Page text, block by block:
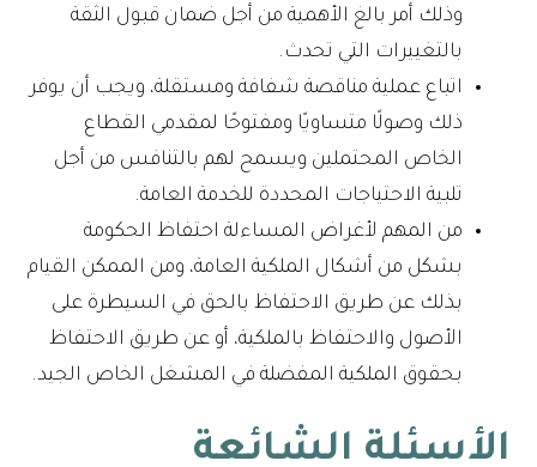
وذلك أمر بالغ الأهمية من أجل ضمان قبول الثقة
بالتغييرات التي تحدث.
اتباع عملية مناقصة شفافة ومستقلة، ويجب أن يوفر
ذلك وصولًا متساويًا ومفتوحًا لمقدمي القطاع
الخاص المحتملين ويسمح لهم بالتنافس من أجل
تلبية الاحتياجات المحددة للخدمة العامة.
من المهم لأغراض المساءلة احتفاظ الحكومة
بشكل من أشكال الملكية العامة، ومن الممكن القيام
بذلك عن طريق الاحتفاظ بالحق في السيطرة على
الأصول والاحتفاظ بالملكية، أو عن طريق الاحتفاظ
بحقوق الملكية المفضلة في المشغل الخاص الجيد.
الأسئلة الشائعة